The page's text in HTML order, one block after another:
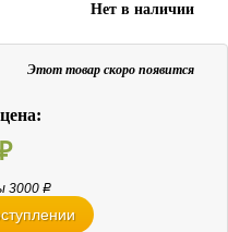
Нет в наличии
Этот товар скоро появится
3000 Р